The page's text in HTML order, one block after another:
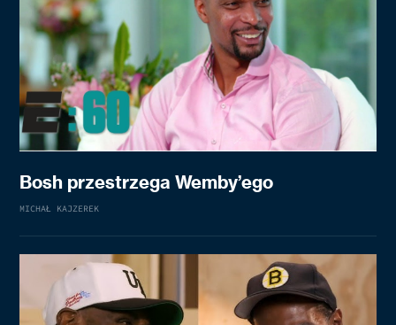
Bosh przestrzega Wemby’ego
MICHAŁ KAJZEREK